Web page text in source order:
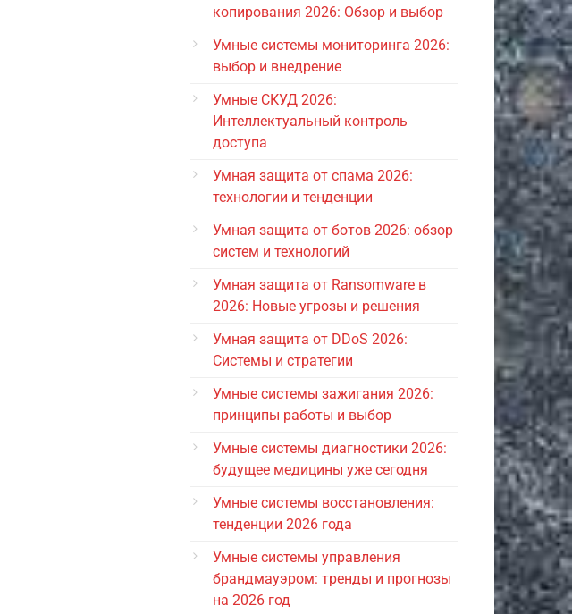
копирования 2026: Обзор и выбор
Умные системы мониторинга 2026:
выбор и внедрение
Умные СКУД 2026:
Интеллектуальный контроль
доступа
Умная защита от спама 2026:
технологии и тенденции
Умная защита от ботов 2026: обзор
систем и технологий
Умная защита от Ransomware в
2026: Новые угрозы и решения
Умная защита от DDoS 2026:
Системы и стратегии
Умные системы зажигания 2026:
принципы работы и выбор
Умные системы диагностики 2026:
будущее медицины уже сегодня
Умные системы восстановления:
тенденции 2026 года
Умные системы управления
брандмауэром: тренды и прогнозы
на 2026 год